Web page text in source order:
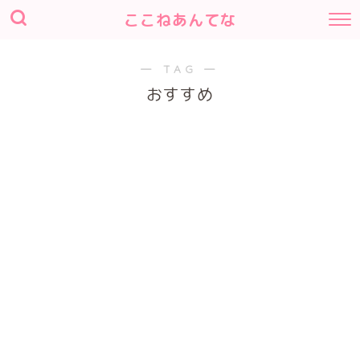
ここねあんてな
― TAG ―
おすすめ